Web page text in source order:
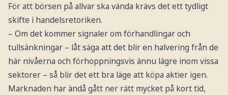
För att börsen på allvar ska vända krävs det ett tydligt
skifte i handelsretoriken.
– Om det kommer signaler om förhandlingar och
tullsänkningar – låt säga att det blir en halvering från de
här nivåerna och förhoppningsvis ännu lägre inom vissa
sektorer – så blir det ett bra läge att köpa aktier igen.
Marknaden har ändå gått ner rätt mycket på kort tid,